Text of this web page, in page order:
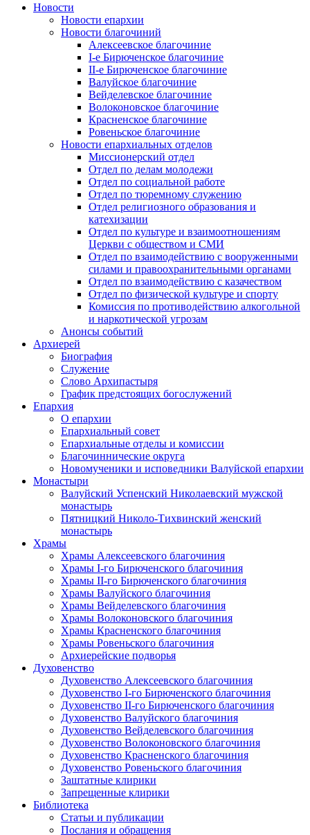
Новости
Новости епархии
Новости благочиний
Алексеевское благочиние
I-е Бирюченское благочиние
II-е Бирюченское благочиние
Валуйское благочиние
Вейделевское благочиние
Волоконовское благочиние
Красненское благочиние
Ровеньское благочиние
Новости епархиальных отделов
Миссионерский отдел
Отдел по делам молодежи
Отдел по социальной работе
Отдел по тюремному служению
Отдел религиозного образования и
катехизации
Отдел по культуре и взаимоотношениям
Церкви с обществом и СМИ
Отдел по взаимодействию с вооруженными
силами и правоохранительными органами
Отдел по взаимодействию с казачеством
Отдел по физической культуре и спорту
Комиссия по противодействию алкогольной
и наркотической угрозам
Анонсы событий
Архиерей
Биография
Служение
Слово Архипастыря
График предстоящих богослужений
Епархия
О епархии
Епархиальный совет
Епархиальные отделы и комиссии
Благочиннические округа
Новомученики и исповедники Валуйской епархии
Монастыри
Валуйский Успенский Николаевский мужской
монастырь
Пятницкий Николо-Тихвинский женский
монастырь
Храмы
Храмы Алексеевского благочиния
Храмы I-го Бирюченского благочиния
Храмы II-го Бирюченского благочиния
Храмы Валуйского благочиния
Храмы Вейделевского благочиния
Храмы Волоконовского благочиния
Храмы Красненского благочиния
Храмы Ровеньского благочиния
Архиерейские подворья
Духовенство
Духовенство Алексеевского благочиния
Духовенство I-го Бирюченского благочиния
Духовенство II-го Бирюченского благочиния
Духовенство Валуйского благочиния
Духовенство Вейделевского благочиния
Духовенство Волоконовского благочиния
Духовенство Красненского благочиния
Духовенство Ровеньского благочиния
Заштатные клирики
Запрещенные клирики
Библиотека
Статьи и публикации
Послания и обращения